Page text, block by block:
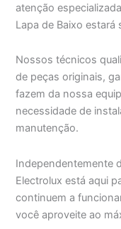
atenção
Lapa de Baixo estará
Nossos técnicos
de peças originais,
fazem da nossa
necessidade de
manutenção.
Independentemente
Electrolux está aqui
continuem a
você aproveite ao